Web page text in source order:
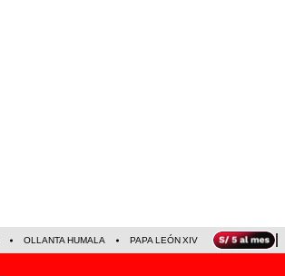
OLLANTA HUMALA PAPA LEÓN XIV NALDY